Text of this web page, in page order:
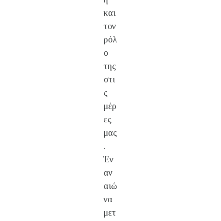
και
τον
ρόλ
ο
της
στι
ς
μέρ
ες
μας
.
Έν
αν
αιώ
να
μετ